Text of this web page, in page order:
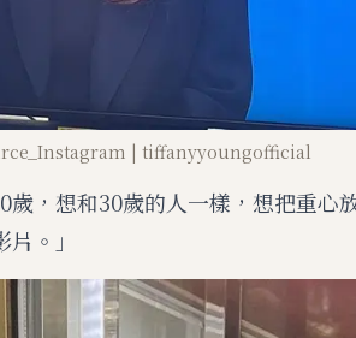
| tiffanyyoungofficial
，想和30歲的人一樣，想把重心
。」